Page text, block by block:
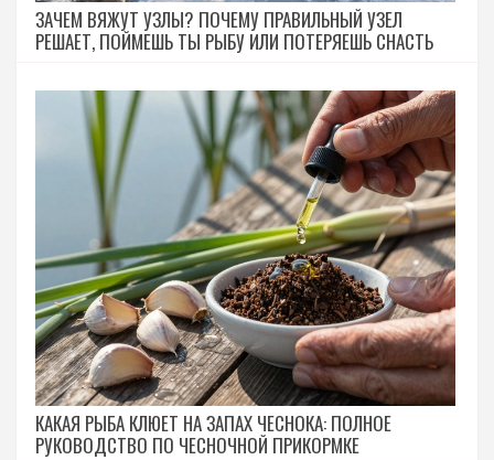
ЗАЧЕМ ВЯЖУТ УЗЛЫ? ПОЧЕМУ ПРАВИЛЬНЫЙ УЗЕЛ
РЕШАЕТ, ПОЙМЕШЬ ТЫ РЫБУ ИЛИ ПОТЕРЯЕШЬ СНАСТЬ
КАКАЯ РЫБА КЛЮЕТ НА ЗАПАХ ЧЕСНОКА: ПОЛНОЕ
РУКОВОДСТВО ПО ЧЕСНОЧНОЙ ПРИКОРМКЕ